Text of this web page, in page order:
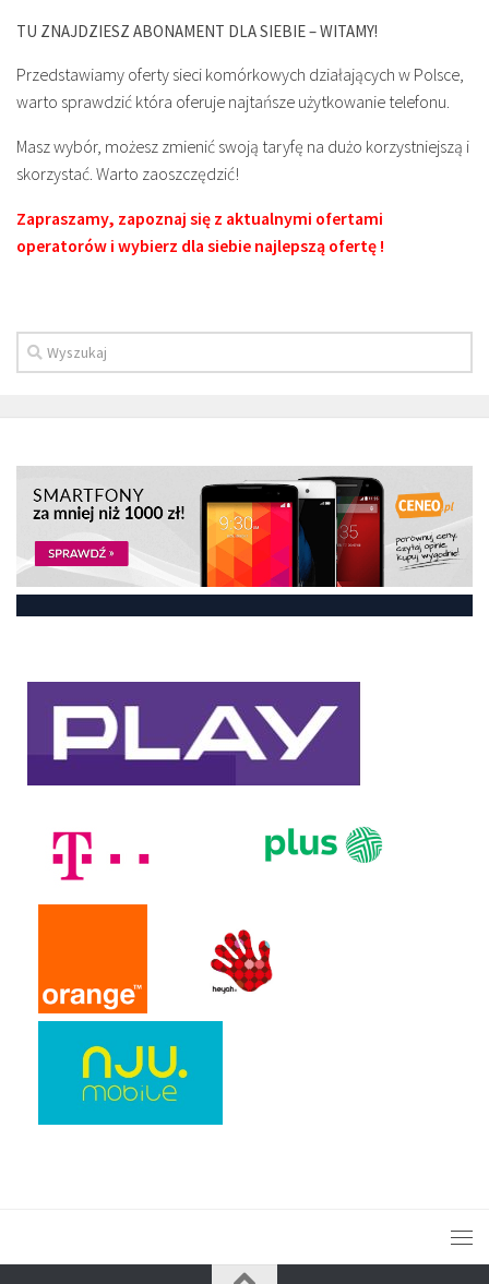
TU ZNAJDZIESZ ABONAMENT DLA SIEBIE – WITAMY!
Przedstawiamy oferty sieci komórkowych działających w Polsce,
warto sprawdzić która oferuje najtańsze użytkowanie telefonu.
Masz wybór, możesz zmienić swoją taryfę na dużo korzystniejszą i
skorzystać. Warto zaoszczędzić!
Zapraszamy, zapoznaj się z aktualnymi ofertami
operatorów i wybierz dla siebie najlepszą ofertę !